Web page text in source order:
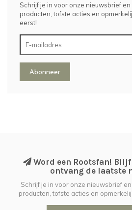
Schrijf je in voor onze nieuwsbrief
producten, tofste acties en
eerst!
Abonneer
Word een Rootsfan! Blijf
ontvang de laatste
Schrijf je in voor onze nieuwsbrief
producten, tofste acties en